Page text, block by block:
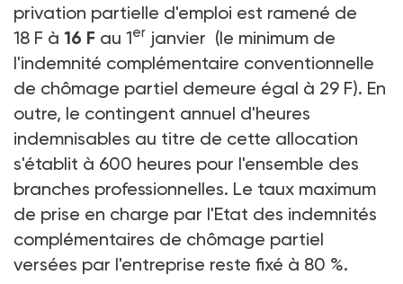
privation partielle d'emploi est ramené de
18 F à 16 F au 1er janvier (le minimum de
l'indemnité complémentaire conventionnelle
de chômage partiel demeure égal à 29 F). En
outre, le contingent annuel d'heures
indemnisables au titre de cette allocation
s'établit à 600 heures pour l'ensemble des
branches professionnelles. Le taux maximum
de prise en charge par l'Etat des indemnités
complémentaires de chômage partiel
versées par l'entreprise reste fixé à 80 %.